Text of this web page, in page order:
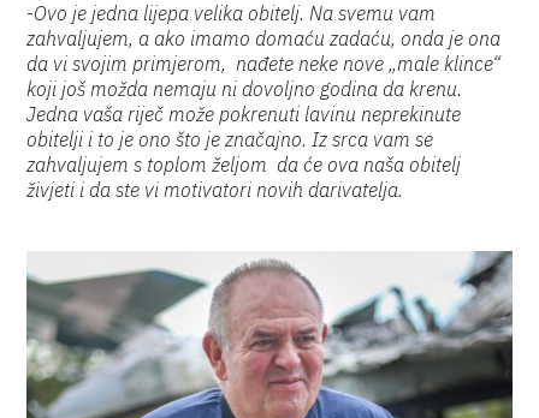
-Ovo je jedna lijepa velika obitelj. Na svemu vam
zahvaljujem, a ako imamo domaću zadaću, onda je ona
da vi svojim primjerom, nađete neke nove „male klince“
koji još možda nemaju ni dovoljno godina da krenu.
Jedna vaša riječ može pokrenuti lavinu neprekinute
obitelji i to je ono što je značajno. Iz srca vam se
zahvaljujem s toplom željom da će ova naša obitelj
živjeti i da ste vi motivatori novih darivatelja.